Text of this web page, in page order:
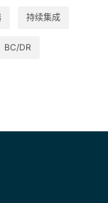
持续集成
BC/DR